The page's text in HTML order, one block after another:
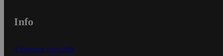
Info
S-Business yrityksille